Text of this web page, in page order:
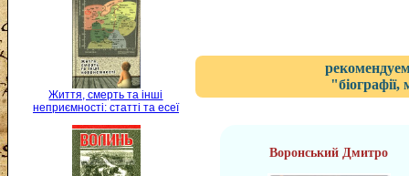
Життя, смерть та інші
неприємності: статті та есеї
Воронський Дмитро